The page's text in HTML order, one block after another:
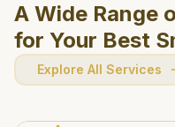
A Wide Range
for Your Best
Explore All Services